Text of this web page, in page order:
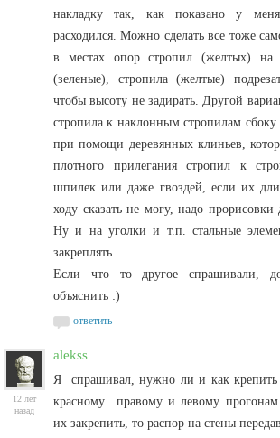
накладку так, как показано у
расходился. Можно сделать все тоже
в местах опор стропил (желтых) на
(зеленые), стропила (желтые)
чтобы высоту не задирать. Другой
стропила к наклонным стропилам
при помощи деревянных клиньев,
плотного прилегания стропил к
шпилек или даже гвоздей, если их
ходу сказать не могу, надо прорисовки
Ну и на уголки и т.п. стальные
закреплять.
Если что то другое спрашивали,
объяснить :)
ответить
12 лет
назад
alekss
Я спрашивал, нужно ли и как крепить
красному правому и левому
их закрепить, то распор на стены